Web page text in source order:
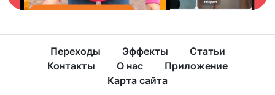
Переходы Эффекты
Статьи
Контакты
О нас
Приложение
Карта сайта